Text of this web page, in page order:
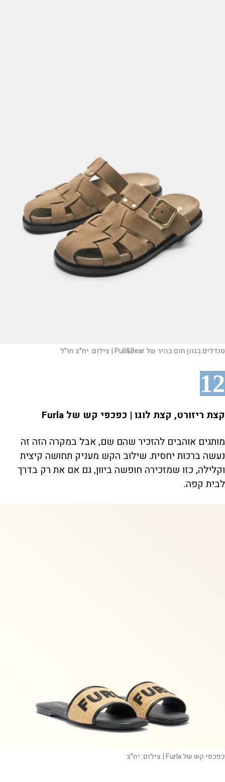
סנדלים בגוון חום בהיר של Pull&Bear | צילום:יח"צ חו"ל
12
קצת ריזורט, קצת לוגו | כפכפי קש של Furla
מותגים אוהבים להזכיר שהם שם, אבל במקרה הזה זה
נעשה ברכות יחסית. שילוב הקש מעניק תחושה קיצית
וקלילה, כזו שמזכירה חופשה ביוון, גם אם את רק בדרך
לבית קפה.
כפכפי קש של Furla | צילום:יח"צ